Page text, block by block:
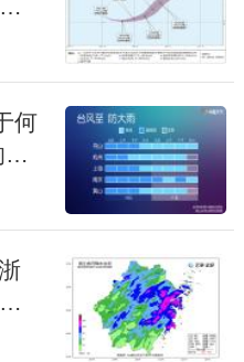
别慌，冷空气要来降
、黄淮、江淮等地气
期平均水平附近，甚
少地方最高气温累计
降到16℃，兰州、
温也会降到20℃附
何